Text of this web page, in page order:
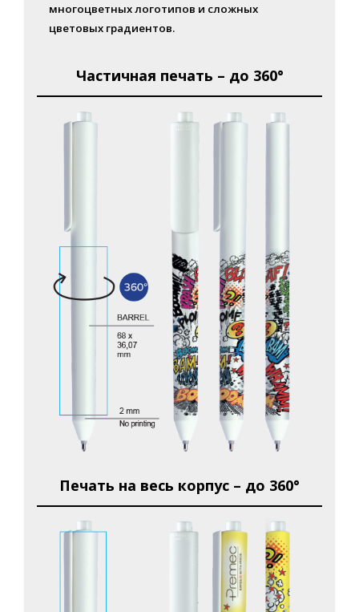
многоцветных логотипов и сложных
цветовых градиентов.
Частичная печать – до 360°
Печать на весь корпус – до 360°